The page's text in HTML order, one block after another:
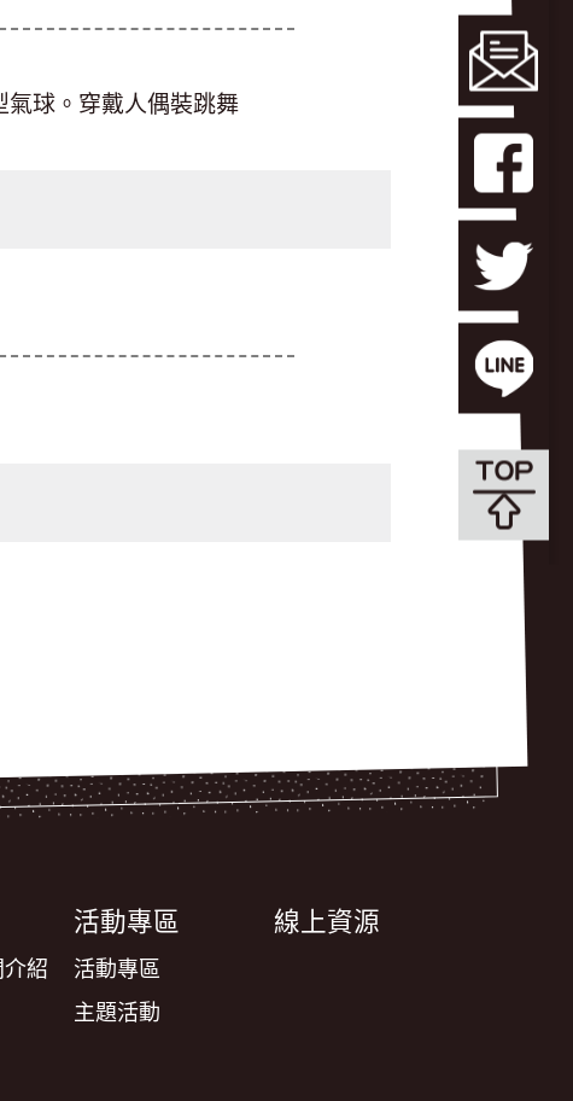
氣球。穿戴人偶裝跳舞
紹
活動專區
活動專區
主題活動
線上資源